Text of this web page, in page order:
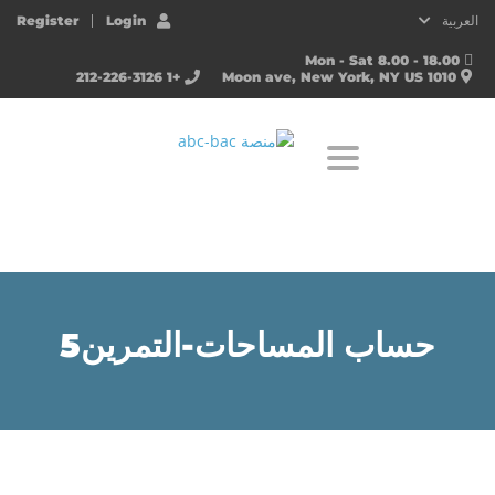
العربية Login
Register
+1 212-226-3126
حساب المساحات-التمرين5